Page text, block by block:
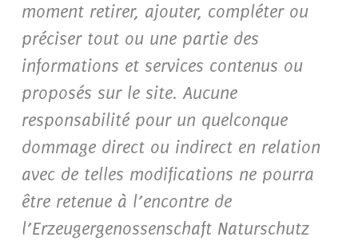
moment retirer, ajouter, compléter ou
préciser tout ou une partie des
informations et services contenus ou
proposés sur le site. Aucune
responsabilité pour un quelconque
dommage direct ou indirect en relation
avec de telles modifications ne pourra
être retenue à l’encontre de
l’Erzeugergenossenschaft Naturschutz